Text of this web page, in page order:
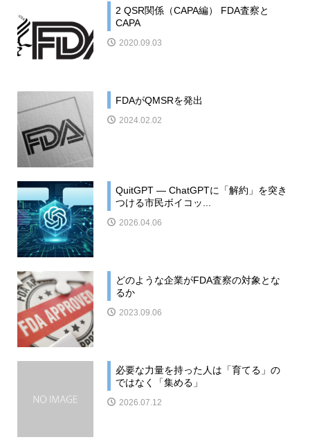
2 QSR関係（CAPA編） FDA査察と
CAPA
2020.09.03
FDAがQMSRを発出
2024.02.02
QuitGPT — ChatGPTに「解約」を突き
つける市民ボイコッ...
2026.04.06
どのような企業がFDA査察の対象とな
るか
2023.09.06
必要な力量を持った人は「育てる」の
ではなく「集める」
2026.07.12